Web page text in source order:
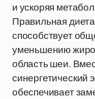
и ускоряя
Правильная
способствует
уменьшению
область шеи.
синергетический
обеспечивает